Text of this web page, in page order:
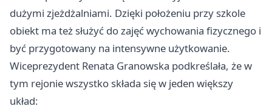
dużymi zjeżdżalniami. Dzięki położeniu przy szkole
obiekt ma też służyć do zajęć wychowania fizycznego i
być przygotowany na intensywne użytkowanie.
Wiceprezydent Renata Granowska podkreślała, że w
tym rejonie wszystko składa się w jeden większy
układ: